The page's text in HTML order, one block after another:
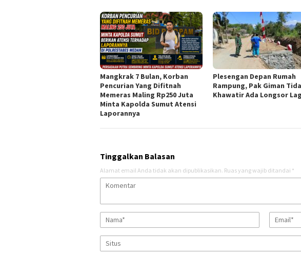
Mangkrak 7 Bulan, Korban
Pencurian Yang Difitnah
Memeras Maling Rp250 Juta
Minta Kapolda Sumut Atensi
Laporannya
Plesengan Depan Rumah
Rampung, Pak Giman
Khawatir Ada Longsor
Tinggalkan Balasan
Alamat email Anda tidak akan dipublikasikan. Ruas yang wajib ditandai *